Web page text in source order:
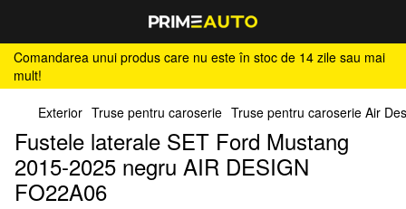
Comandarea unui produs care nu este în stoc de 14 zile sau mai
mult!
Exterior Truse pentru caroserie Truse pentru caroserie Air
Fustele laterale SET Ford Mustang
2015-2025 negru AIR DESIGN
FO22A06